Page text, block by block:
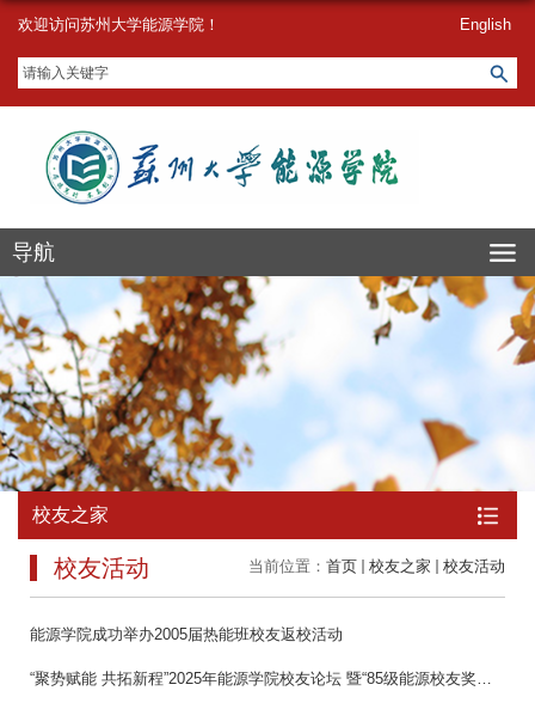
欢迎访问苏州大学能源学院！ English
导航
校友之家
当前位置： 首页 校友之家 校友活动
校友活动
能源学院成功举办2005届热能班校友返校活动
“聚势赋能 共拓新程”2025年能源学院校友论坛 暨“85级能源校友奖学金”颁奖仪式圆满举行